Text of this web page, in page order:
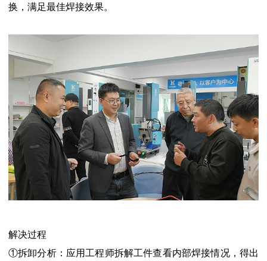
换，满足最佳焊接效果。
解决过程
①拆卸分析：应用工程师拆解工件查看内部焊接情况，得出